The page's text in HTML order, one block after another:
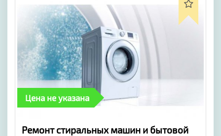
Цена не указана
Ремонт стиральных машин и бытовой